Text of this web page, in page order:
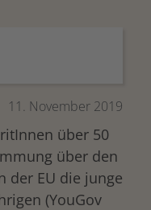
11. November 2019
über 50
über den
der EU die junge
(YouGov